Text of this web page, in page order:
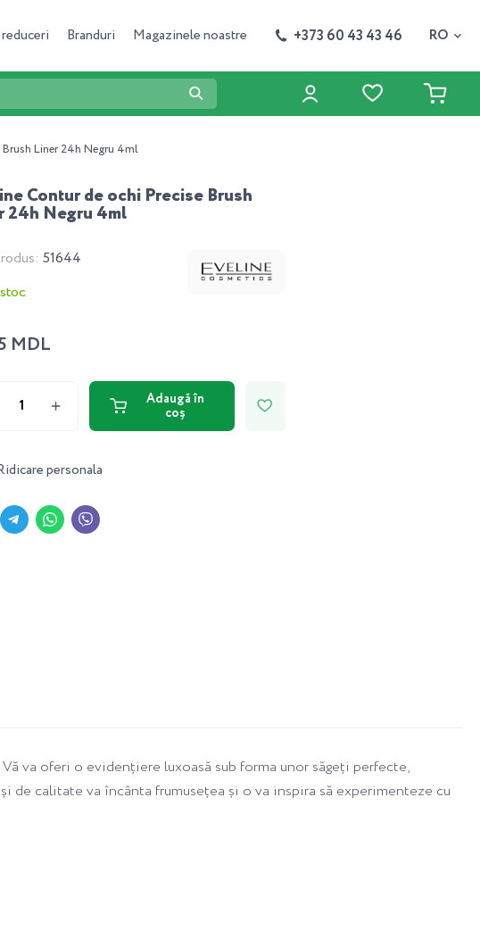
Branduri Magazinele noastre +373 60 43 43 46 RO
Liner 24h Negru 4ml
Contur de ochi Precise Brush
24h Negru 4ml
51644
MDL
Adaugă în
coș
personala
va oferi o evidențiere luxoasă sub forma unor săgeți perfecte,
calitate va încânta frumusețea și o va inspira să experimenteze cu